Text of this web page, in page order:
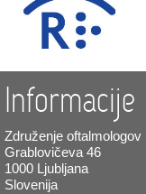
Informacije
Združenje oftalmologov
Grablovičeva 46
1000 Ljubljana
Slovenija